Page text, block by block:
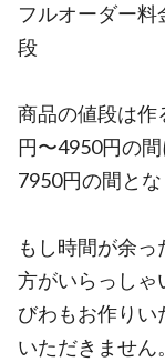
フルオーダー
段
商品の値段は作
円〜4950円の
7950円の間と
もし時間が余
方がいらっしゃ
びわもお作りい
いただきません